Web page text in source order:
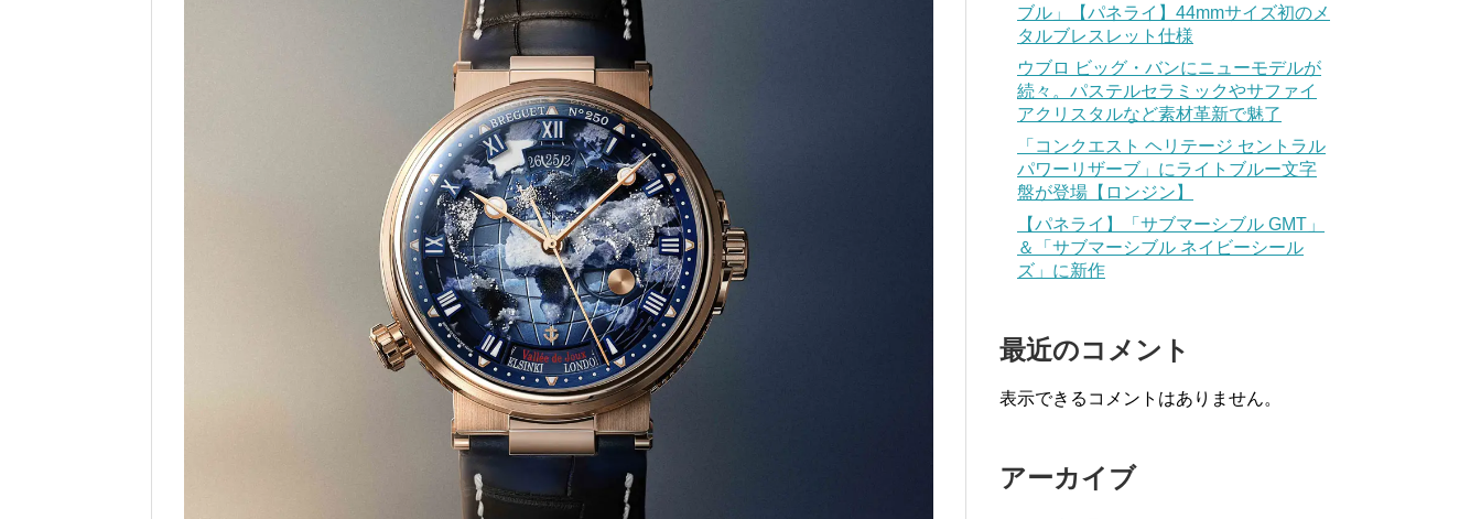
ブル」【パネライ】44mmサイズ初のメ
タルブレスレット仕様
ウブロ ビッグ・バンにニューモデルが
続々。パステルセラミックやサファイ
アクリスタルなど素材革新で魅了
「コンクエスト ヘリテージ セントラル
パワーリザーブ」にライトブルー文字
盤が登場【ロンジン】
【パネライ】「サブマーシブル GMT」
＆「サブマーシブル ネイビーシール
ズ」に新作
最近のコメント
表示できるコメントはありません。
アーカイブ